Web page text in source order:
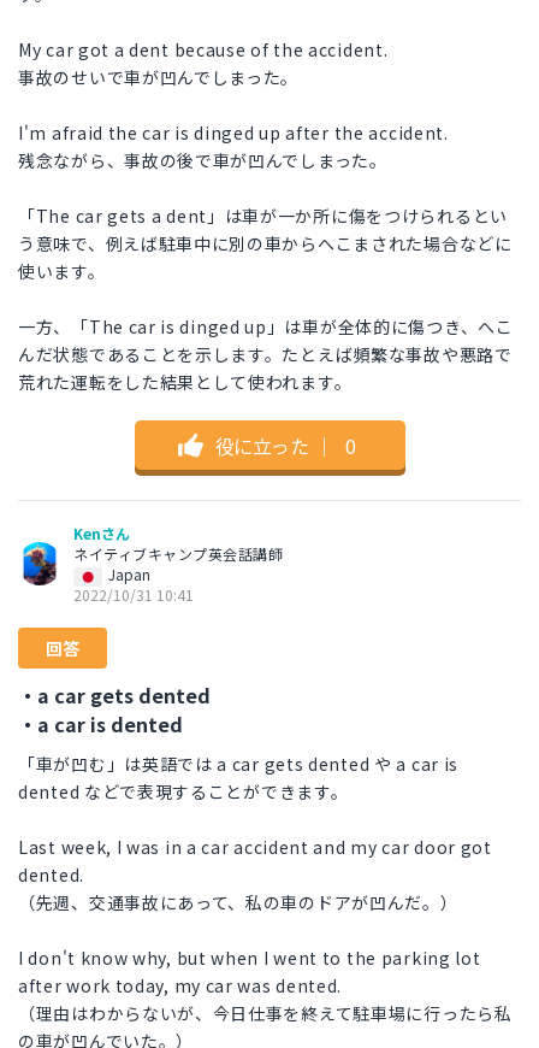
My car got a dent because of the accident.
事故のせいで車が凹んでしまった。
I'm afraid the car is dinged up after the accident.
残念ながら、事故の後で車が凹んでしまった。
「The car gets a dent」は車が一か所に傷をつけられるとい
う意味で、例えば駐車中に別の車からへこまされた場合などに
使います。
一方、「The car is dinged up」は車が全体的に傷つき、へこ
んだ状態であることを示します。たとえば頻繁な事故や悪路で
荒れた運転をした結果として使われます。
役に立った ｜ 0
Kenさん
ネイティブキャンプ英会話講師
Japan
2022/10/31 10:41
回答
・a car gets dented
・a car is dented
「車が凹む」は英語では a car gets dented や a car is
dented などで表現することができます。
Last week, I was in a car accident and my car door got
dented.
（先週、交通事故にあって、私の車のドアが凹んだ。）
I don't know why, but when I went to the parking lot
after work today, my car was dented.
（理由はわからないが、今日仕事を終えて駐車場に行ったら私
の車が凹んでいた。）